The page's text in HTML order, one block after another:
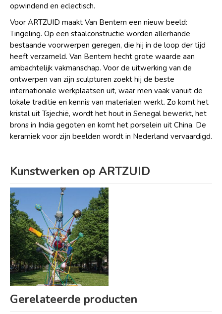
opwindend en eclectisch.
Voor ARTZUID maakt Van Bentem een nieuw beeld:
Tingeling. Op een staalconstructie worden allerhande
bestaande voorwerpen geregen, die hij in de loop der tijd
heeft verzameld. Van Bentem hecht grote waarde aan
ambachtelijk vakmanschap. Voor de uitwerking van de
ontwerpen van zijn sculpturen zoekt hij de beste
internationale werkplaatsen uit, waar men vaak vanuit de
lokale traditie en kennis van materialen werkt. Zo komt het
kristal uit Tsjechië, wordt het hout in Senegal bewerkt, het
brons in India gegoten en komt het porselein uit China. De
keramiek voor zijn beelden wordt in Nederland vervaardigd.
Kunstwerken op ARTZUID
Gerelateerde producten